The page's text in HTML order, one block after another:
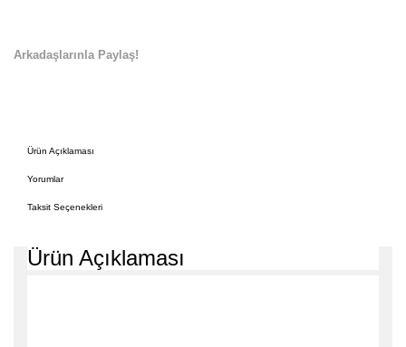
Arkadaşlarınla Paylaş!
Ürün Açıklaması
Yorumlar
Taksit Seçenekleri
Ürün Açıklaması